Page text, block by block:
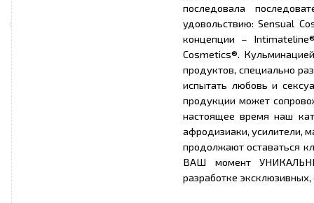
последовала
удовольствию: Sensual
концепции –
Cosmetics®.
продуктов, специально
испытать любовь и
продукции может
настоящее время наш
афродизиаки, усилители,
продолжают оставаться
ВАШ момент
разработке